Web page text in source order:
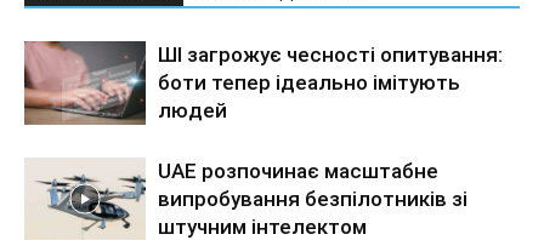
ШІ загрожує чесності опитування:
боти тепер ідеально імітують
людей
UAE розпочинає масштабне
випробування безпілотників зі
штучним інтелектом